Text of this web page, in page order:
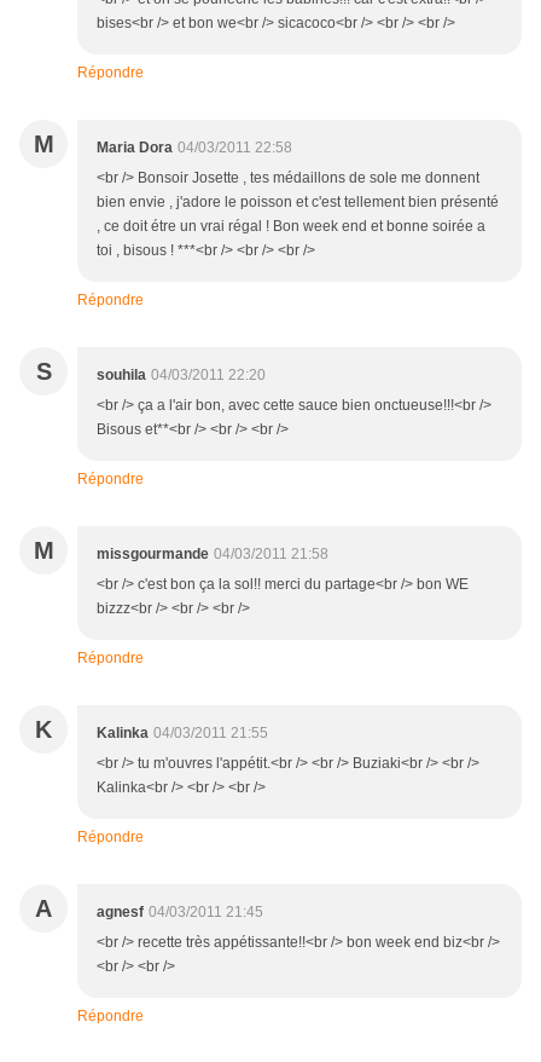
bises<br /> et bon we<br /> sicacoco<br /> <br /> <br />
Répondre
M Maria Dora 04/03/2011 22:58
<br /> Bonsoir Josette , tes médaillons de sole me donnent
bien envie , j'adore le poisson et c'est tellement bien présenté
, ce doit étre un vrai régal ! Bon week end et bonne soirée a
toi , bisous ! ***<br /> <br /> <br />
Répondre
S souhila 04/03/2011 22:20
<br /> ça a l'air bon, avec cette sauce bien onctueuse!!!<br />
Bisous et**<br /> <br /> <br />
Répondre
M missgourmande 04/03/2011 21:58
<br /> c'est bon ça la sol!! merci du partage<br /> bon WE
bizzz<br /> <br /> <br />
Répondre
K Kalinka 04/03/2011 21:55
<br /> tu m'ouvres l'appétit.<br /> <br /> Buziaki<br /> <br />
Kalinka<br /> <br /> <br />
Répondre
A agnesf 04/03/2011 21:45
<br /> recette très appétissante!!<br /> bon week end biz<br />
<br /> <br />
Répondre